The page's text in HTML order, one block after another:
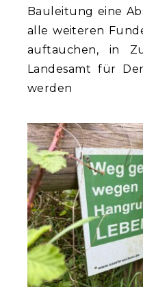
Bauleitung eine
alle weiteren
auftauchen, in
Landesamt für
werden